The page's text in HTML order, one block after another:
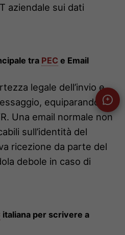
aziendale sui dati
tra PEC e Email
legale dell’invio e
equiparandola a
Una email normale non
sull’identità del
ricezione da parte del
debole in caso di
italiana per scrivere a